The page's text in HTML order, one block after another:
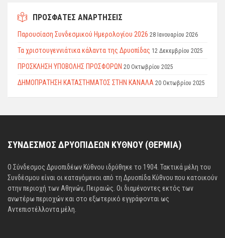
ΠΡΟΣΦΑΤΕΣ ΑΝΑΡΤΗΣΕΙΣ
Παρουσίαση Συνδεσμικού Ημερολογίου 2026 28 Ιανουαρίου 2026
Τα χριστουγεννιάτικα κάλαντα της Δρυοπίδας 12 Δεκεμβρίου 2025
ΠΡΟΣΚΛΗΣΗ ΥΠΟΒΟΛΗΣ ΠΡΟΣΦΟΡΩΝ 20 Οκτωβρίου 2025
ΔΗΜΟΠΡΑΤΗΣΗ ΚΑΤΑΣΤΗΜΑΤΟΣ ΣΤΗΝ ΚΑΝΑΛΑ 20 Οκτωβρίου 2025
ΣΥΝΔΕΣΜΟΣ ΔΡΥΟΠΙΔΕΩΝ ΚΥΘΝΟΥ (ΘΕΡΜΙΑ)
Ο Σύνδεσμος Δρυοπιδέων Κύθνου ιδρύθηκε το 1904. Τακτικά μέλη του
Συνδέσμου είναι οι καταγόμενοι από τη Δρυοπίδα Κύθνου που κατοικούν
στην περιοχή των Αθηνών, Πειραιώς. Οι διαμένοντες εκτός των
ανωτέρω περιοχών και στο εξωτερικό εγγράφονται ως
Αντεπιστέλλοντα μέλη.